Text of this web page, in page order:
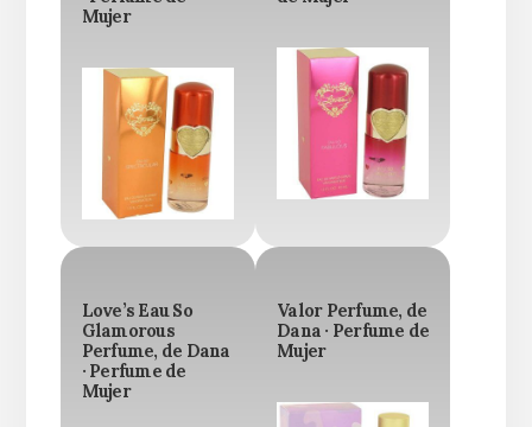
Mujer
Love’s Eau So
Glamorous
Perfume, de Dana
· Perfume de
Mujer
Valor Perfume, de
Dana · Perfume de
Mujer